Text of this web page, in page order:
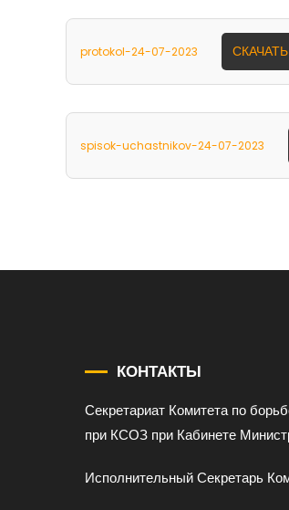
protokol-24-07-2023 СКАЧАТЬ
spisok-uchastnikov-24-07-2023
КОНТАКТЫ
Секретариат Комитета по
при КСОЗ при Кабинете
Исполнительный Секретарь